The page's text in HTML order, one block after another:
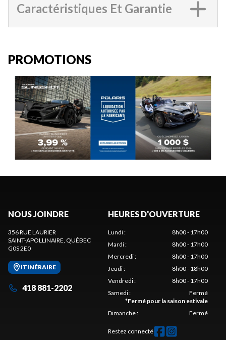
Caractéristiques Et Garantie
PROMOTIONS
NOUS JOINDRE
356 RUE LAURIER
SAINT-APOLLINAIRE, QUÉBEC
G0S 2E0
ITINÉRAIRE
418 881-2202
HEURES D'OUVERTURE
Lundi:
8h00 - 17h00
Mardi:
8h00 - 17h00
Mercredi:
8h00 - 17h00
Jeudi:
8h00 - 18h00
Vendredi:
8h00 - 17h00
Samedi:
Fermé
*Fermé pour la saison estivale
Dimanche: Fermé
Restez connecté